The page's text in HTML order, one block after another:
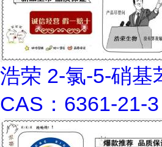
浩荣 2-氯-5-硝基
CAS：6361-21-3